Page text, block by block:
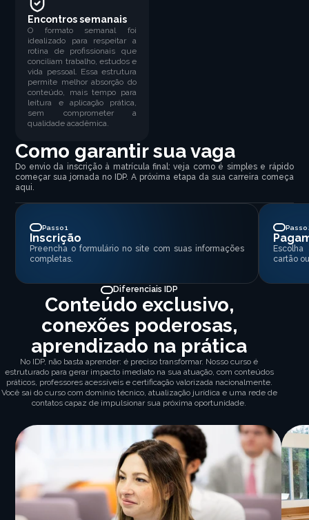
Encontros semanais
O formato semanal foi
idealizado para respeitar a
rotina de profissionais que
conciliam trabalho, estudos e
vida pessoal. Essa estrutura
permite melhor absorção do
conteúdo, mais tempo para
leitura e aplicação prática,
sem comprometer a
qualidade acadêmica.
Como garantir sua vaga
Do envio da inscrição à matrícula final: veja como é simples e rápido
começar sua jornada no IDP. A próxima etapa da sua carreira começa
aqui.
Passo 1
Inscrição
Preencha o formulário no site com suas informações
completas.
Passo
cartão
Diferenciais IDP
Conteúdo exclusivo,
conexões poderosas,
aprendizado na prática
No IDP, não basta aprender: é preciso transformar. Nosso curso é
estruturado para gerar impacto imediato na sua atuação, com conteúdos
práticos, professores acessíveis e certificação valorizada nacionalmente.
Você sai do curso com domínio técnico, atualização jurídica e uma rede de
contatos capaz de impulsionar sua próxima oportunidade.